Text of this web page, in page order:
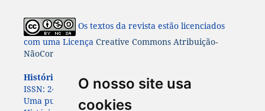
O nosso site usa
cookies
Os textos da revista estão licenciados
com uma Licença Creative Commons Atribuição-
NãoComercial-CompartilhaIgual 4.0 Internacional
História: Questões & Debates.ISSN: 0100-6932 e e-
ISSN: 2447-8261.
Uma publicação do Programa de Pós-Graduação em